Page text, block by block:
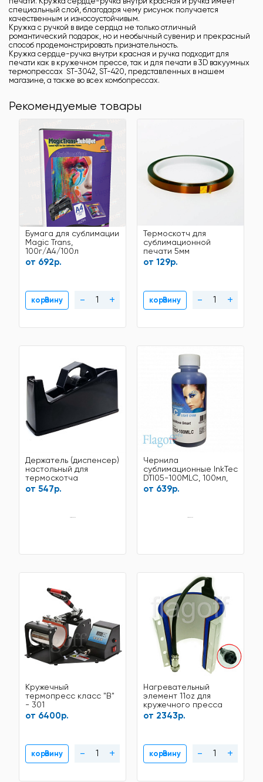
специальный слой, благодаря чему рисунок получается
качественным и износоустойчивым.
Кружка с ручкой в виде сердца не только отличный
романтический подарок, но и необычный сувенир и прекрасный
способ продемонстрировать признательность.
Кружка сердце-ручка внутри красная и ручка подходит для
печати как в кружечном прессе, так и для печати в 3D вакуумных
термопрессах ST-3042, ST-420, представленных в нашем
магазине, а также во всех комбопрессах.
Рекомендуемые товары
Бумага для сублимации
Magic Trans,
100г/A4/100л
от 692р.
В корзину - +
Термоскотч для
сублимационной
печати 5мм
от 129р.
В корзину - +
Держатель (диспенсер)
настольный для
термоскотча
от 547р.
Чернила
сублимационные InkTec
DTI05-100MLC, 100мл,
Light Cyan
от 639р.
Кружечный
термопресс класс "В"
- 301
от 6400р.
В корзину - +
Нагревательный
элемент 11oz для
кружечного пресса
ST130, SB04B, штекер
мама, тип крепления-
от 2343р.
В корзину - +